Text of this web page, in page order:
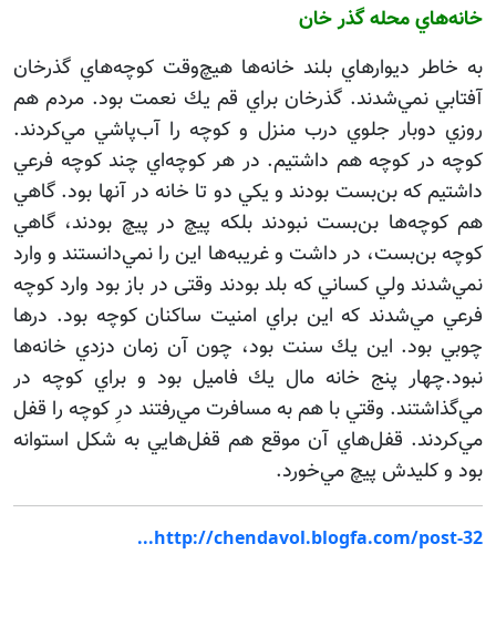
خانه‌هاي محله گذر خان
به خاطر ديوارهاي بلند خانه‌ها هيچ‌وقت كوچه‌هاي گذرخان
آفتابي نمي‌شدند. گذرخان براي قم يك نعمت بود. مردم هم
روزي دوبار جلوي درب منزل و كوچه را آب‌پاشي مي‌كردند.
كوچه در كوچه هم داشتيم. در هر كوچه‌اي چند كوچه فرعي
داشتيم كه بن‌بست بودند و يكي دو تا خانه در آنها بود. گاهي
هم كوچه‌ها بن‌بست نبودند بلكه پيچ در پيچ بودند، گاهي
كوچه‌ بن‌بست، در داشت و غريبه‌ها اين را نمي‌دانستند و وارد
نمي‌شدند ولي كساني كه بلد بودند وقتی در باز بود وارد كوچه
فرعي مي‌شدند كه اين براي امنيت ساكنان كوچه بود. در‌ها
چوبي بود. اين يك سنت بود، چون آن زمان دزدي خانه‌ها
نبود.چهار پنج خانه مال يك فاميل بود و براي كوچه در
مي‌گذاشتند. وقتي با هم به مسافرت مي‌رفتند درِ كوچه را قفل
مي‌كردند. قفل‌هاي آن موقع هم قفل‌هايي به شكل استوانه
بود و كليدش پيچ مي‌خورد.
http://chendavol.blogfa.com/post-32...